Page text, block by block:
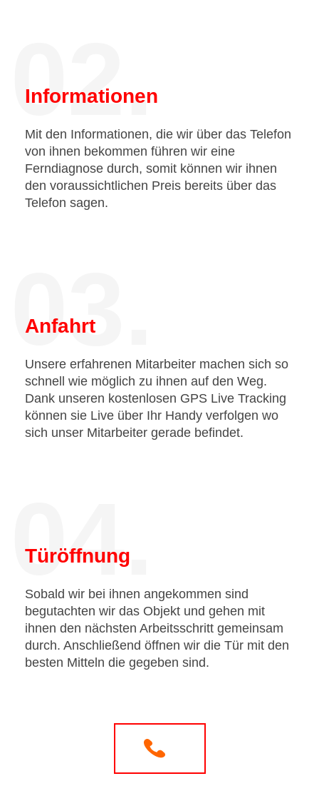
02.
Informationen
Mit den Informationen, die wir über das Telefon
von ihnen bekommen führen wir eine
Ferndiagnose durch, somit können wir ihnen
den voraussichtlichen Preis bereits über das
Telefon sagen.
03.
Anfahrt
Unsere erfahrenen Mitarbeiter machen sich so
schnell wie möglich zu ihnen auf den Weg.
Dank unseren kostenlosen GPS Live Tracking
können sie Live über Ihr Handy verfolgen wo
sich unser Mitarbeiter gerade befindet.
04.
Türöffnung
Sobald wir bei ihnen angekommen sind
begutachten wir das Objekt und gehen mit
ihnen den nächsten Arbeitsschritt gemeinsam
durch. Anschließend öffnen wir die Tür mit den
besten Mitteln die gegeben sind.